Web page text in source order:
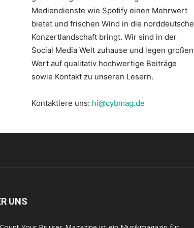
Mediendienste wie Spotify einen Mehrwert
bietet und frischen Wind in die norddeutsche
Konzertlandschaft bringt. Wir sind in der
Social Media Welt zuhause und legen großen
Wert auf qualitativ hochwertige Beiträge
sowie Kontakt zu unseren Lesern.
Kontaktiere uns: hi@cybmag.de
UNS